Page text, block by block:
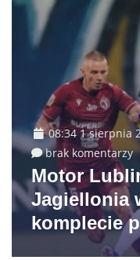
08:34 1 sierpnia
brak komentarzy
Motor
Jagiellonia
komplecie